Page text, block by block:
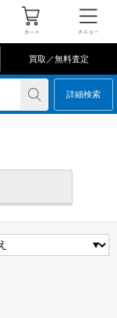
買取／無料査定
詳細検索